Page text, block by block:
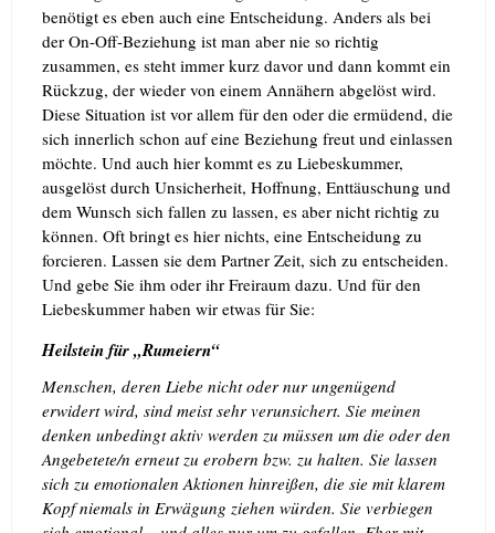
benötigt es eben auch eine Entscheidung. Anders als bei
der On-Off-Beziehung ist man aber nie so richtig
zusammen, es steht immer kurz davor und dann kommt ein
Rückzug, der wieder von einem Annähern abgelöst wird.
Diese Situation ist vor allem für den oder die ermüdend, die
sich innerlich schon auf eine Beziehung freut und einlassen
möchte. Und auch hier kommt es zu Liebeskummer,
ausgelöst durch Unsicherheit, Hoffnung, Enttäuschung und
dem Wunsch sich fallen zu lassen, es aber nicht richtig zu
können. Oft bringt es hier nichts, eine Entscheidung zu
forcieren. Lassen sie dem Partner Zeit, sich zu entscheiden.
Und gebe Sie ihm oder ihr Freiraum dazu. Und für den
Liebeskummer haben wir etwas für Sie:
Heilstein für „Rumeiern“
Menschen, deren Liebe nicht oder nur ungenügend
erwidert wird, sind meist sehr verunsichert. Sie meinen
denken unbedingt aktiv werden zu müssen um die oder den
Angebetete/n erneut zu erobern bzw. zu halten. Sie lassen
sich zu emotionalen Aktionen hinreißen, die sie mit klarem
Kopf niemals in Erwägung ziehen würden. Sie verbiegen